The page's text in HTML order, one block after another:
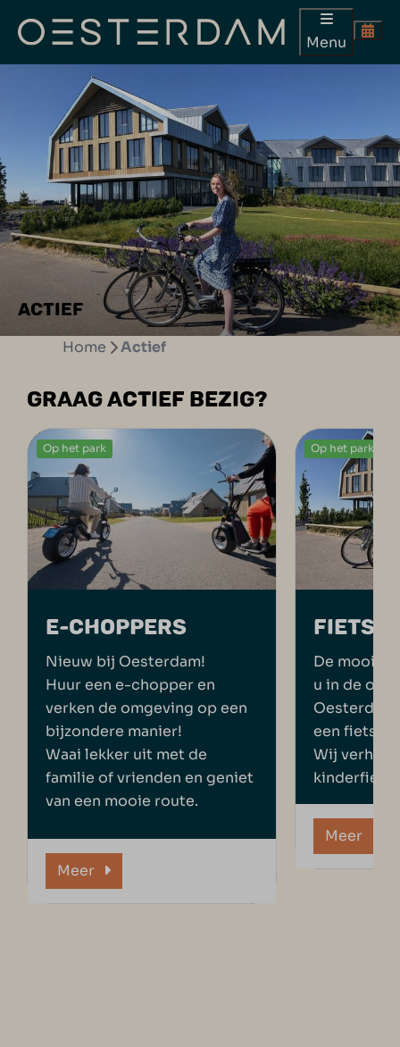
Menu
ACTIEF
Home Actief
GRAAG ACTIEF BEZIG?
Op het park
E-CHOPPERS
Nieuw bij Oesterdam!
Huur een e-chopper en
verken de omgeving op een
bijzondere manier!
Waai lekker uit met de
familie of vrienden en geniet
van een mooie route.
Meer
Op het park
De
u in de
Oesterdam
een fiets
Wij
Meer